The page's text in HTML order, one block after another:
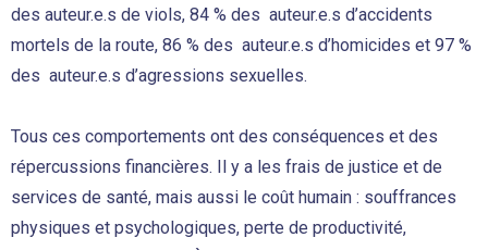
des auteur.e.s de viols, 84 % des auteur.e.s d’accidents
mortels de la route, 86 % des auteur.e.s d’homicides et 97 %
des auteur.e.s d’agressions sexuelles.
Tous ces comportements ont des conséquences et des
répercussions financières. Il y a les frais de justice et de
services de santé, mais aussi le coût humain : souffrances
physiques et psychologiques, perte de productivité,